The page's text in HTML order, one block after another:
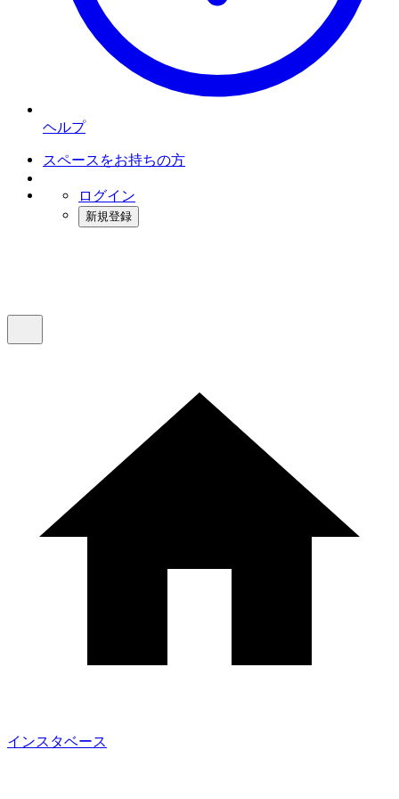
ヘルプ
スペースをお持ちの方
ログイン
新規登録
インスタベース